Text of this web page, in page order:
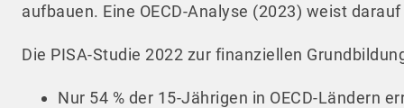
aufbauen. Eine OECD-Analyse (2023) weist
Die PISA-Studie 2022 zur finanziellen
Nur 54 % der 15-Jährigen in OECD-Ländern